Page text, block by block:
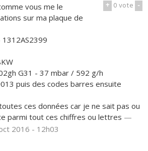
+ 0vote -
vous me le
sur ma plaque de
G31 - 37 mbar / 592 g/h
puis des codes barres ensuite
ces données car je ne sait pas ou
parmi tout ces chiffres ou lettres —
2016 - 12h03